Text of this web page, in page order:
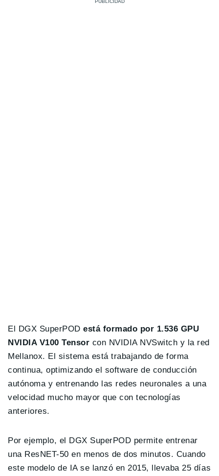
El DGX SuperPODestá formado por 1.536 GPU
NVIDIA V100 Tensor con NVIDIA NVSwitch y la red
Mellanox. El sistema está trabajando de forma
continua, optimizando el software de conducción
autónoma y entrenando las redes neuronales a una
velocidad mucho mayor que con tecnologías
anteriores.
Por ejemplo, el DGX SuperPOD permite entrenar
una ResNET-50 en menos de dos minutos. Cuando
este modelo de IA se lanzó en 2015, llevaba 25 días